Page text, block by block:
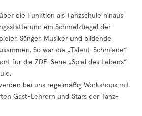
die Funktion als Tanzschule hinaus
und ein Schmelztiegel der
Sänger, Musiker und bildende
So war die „Talent-Schmiede“
für die ZDF-Serie „Spiel des Lebens“
bei uns regelmäßig Workshops mit
Gast-Lehrern und Stars der Tanz-